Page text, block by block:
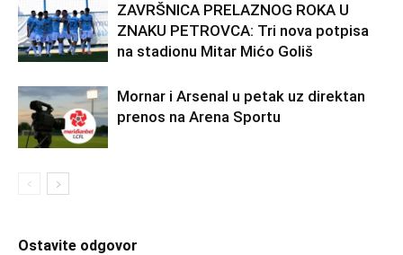
ZAVRŠNICA PRELAZNOG ROKA U
ZNAKU PETROVCA: Tri nova potpisa
na stadionu Mitar Mićo Goliš
Mornar i Arsenal u petak uz direktan
prenos na Arena Sportu
Ostavite odgovor